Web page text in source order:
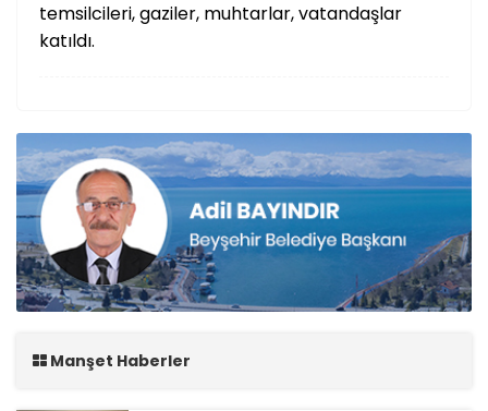
temsilcileri, gaziler, muhtarlar, vatandaşlar
katıldı.
Manşet Haberler